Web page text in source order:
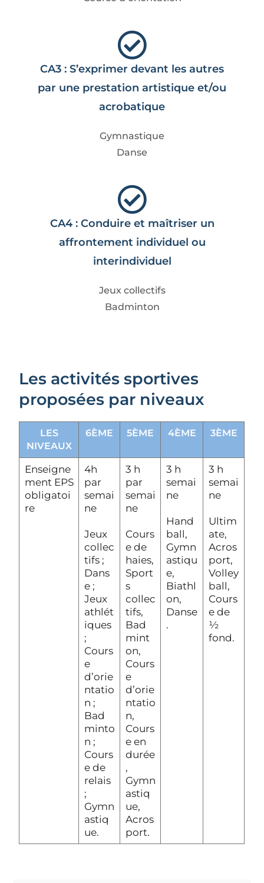
CA3 : S’exprimer devant les autres
par une prestation artistique et/ou
acrobatique
Gymnastique
Danse
CA4 : Conduire et maîtriser un
affrontement individuel ou
interindividuel
Jeux collectifs
Badminton
Les activités sportives
proposées par niveaux
LES
NIVEAUX
6ÈME 5ÈME 4ÈME 3ÈME
Enseigne
ment EPS
obligatoi
re
4h
par
semai
ne
Jeux
collec
tifs ;
Dans
e ;
Jeux
athlét
iques
;
Cours
e
d’orie
ntatio
n ;
Bad
minto
n ;
Cours
e de
relais
;
Gymn
astiq
ue.
3 h
par
semai
ne
Cours
e de
haies,
Sport
s
collec
tifs,
Bad
mint
on,
Cours
e
d’orie
ntatio
n,
Cours
e en
durée
,
Gymn
astiq
ue,
Acros
port.
3 h
semai
ne
Hand
ball,
Gymn
astiqu
e,
Biathl
on,
Danse
.
3 h
semai
ne
Ultim
ate,
Acros
port,
Volley
ball,
Cours
e de
½
fond.